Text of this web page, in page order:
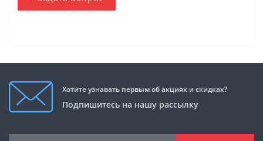
Хотите узнавать первым об акциях и скидках?
Подпишитесь на нашу рассылку